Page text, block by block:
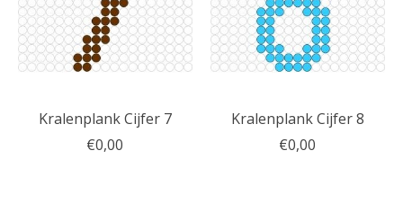
Kralenplank Cijfer 7
€0,00
Kralenplank Cijfer 8
€0,00